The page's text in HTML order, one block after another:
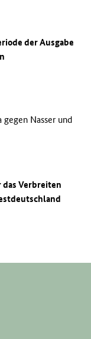
der Ausgabe
gegen Nasser und
Verbreiten